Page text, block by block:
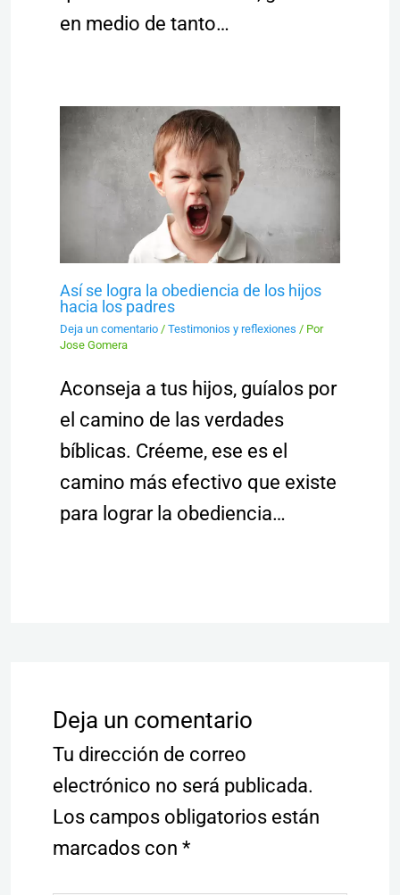
en medio de tanto…
Así se logra la obediencia de los hijos
hacia los padres
Deja un comentario / Testimonios y reflexiones / Por
Jose Gomera
Aconseja a tus hijos, guíalos por
el camino de las verdades
bíblicas. Créeme, ese es el
camino más efectivo que existe
para lograr la obediencia…
Deja un comentario
Tu dirección de correo
electrónico no será publicada.
Los campos obligatorios están
marcados con *